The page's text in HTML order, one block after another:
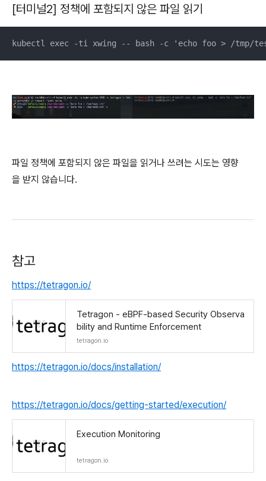
[터미널2] 정책에 포함되지 않은 파일 읽기
kubectl exec -ti xwing -- bash -c 'echo foo > /tmp/
파일 정책에 포함되지 않은 파일을 읽거나 쓰려는 시도는 영향
을 받지 않습니다.
참고
https://tetragon.io/
Tetragon - eBPF-based Security Observa
bility and Runtime Enforcement
tetragon.io
https://tetragon.io/docs/installation/
https://tetragon.io/docs/getting-started/execution/
Execution Monitoring
tetragon.io